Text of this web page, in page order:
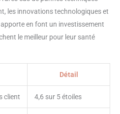
les innovations technologiques et
en font un investissement
le meilleur pour leur santé
Détail
client 4,6 sur 5 étoiles